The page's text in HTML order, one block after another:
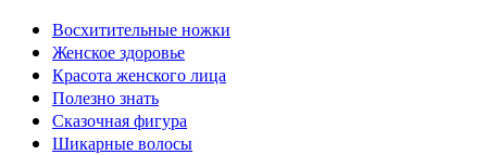
Восхитительные ножки
Женское здоровье
Красота женского лица
Полезно знать
Сказочная фигура
Шикарные волосы